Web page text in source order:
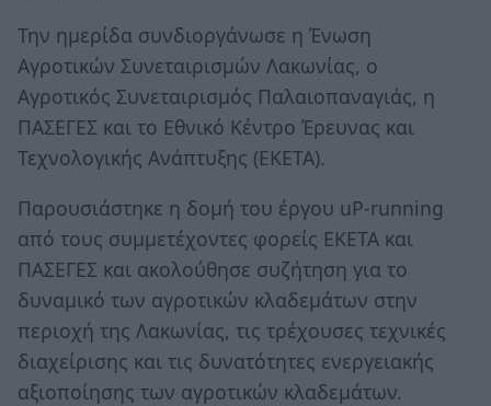
Την ημερίδα συνδιοργάνωσε η Ένωση
Αγροτικών Συνεταιρισμών Λακωνίας, ο
Αγροτικός Συνεταιρισμός Παλαιοπαναγιάς, η
ΠΑΣΕΓΕΣ και το Εθνικό Κέντρο Έρευνας και
Τεχνολογικής Ανάπτυξης (ΕΚΕΤΑ).
Παρουσιάστηκε η δομή του έργου uP-running
από τους συμμετέχοντες φορείς ΕΚΕΤΑ και
ΠΑΣΕΓΕΣ και ακολούθησε συζήτηση για το
δυναμικό των αγροτικών κλαδεμάτων στην
περιοχή της Λακωνίας, τις τρέχουσες τεχνικές
διαχείρισης και τις δυνατότητες ενεργειακής
αξιοποίησης των αγροτικών κλαδεμάτων.